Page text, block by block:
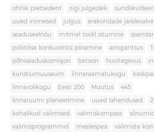
ohtlik pretsedent riigi julgeolek
uued inimesed julgus erakondade järelevalve
seaduseelnõu mitmel toolil istumine
poliitilise konkurentsi piiramine arrogantsus
põhiseaduskomisjon betoon huvitegevus
kunstiumuuseum linnaraamatukogu
linnavolikogu Eesti 200 Muutus 445
linnaruumi planeerimine uued lahendused
kohalikud valimised valimiskompass sõnumid
valimisprogrammid meelespea valimiste